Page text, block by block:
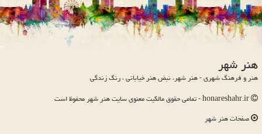
هنر شهر
هنر و فرهنگ شهری - هنر شهر، نبض هنر خیابانی ، رنگ زندگی
صفحات هنر شهر